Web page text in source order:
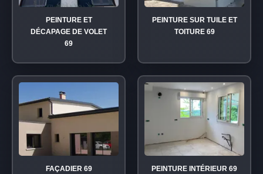
PEINTURE ET
DÉCAPAGE DE VOLET
69
PEINTURE SUR TUILE ET
TOITURE 69
FAÇADIER 69 PEINTURE INTÉRIEUR 69